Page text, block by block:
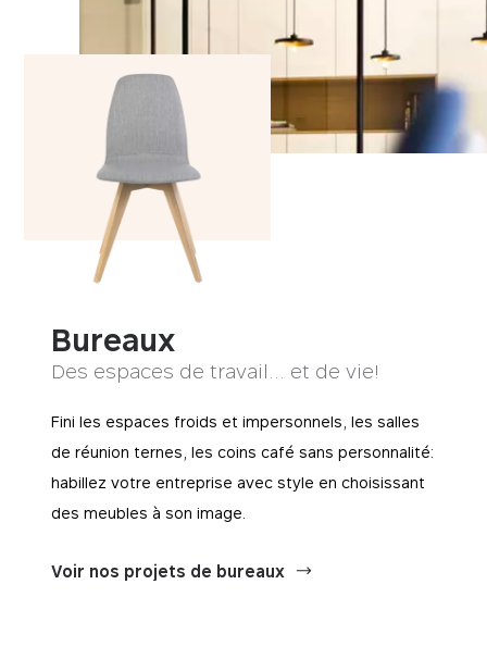
Bureaux
Des espaces de travail… et de vie!
Fini les espaces froids et impersonnels, les salles
de réunion ternes, les coins café sans personnalité:
habillez votre entreprise avec style en choisissant
des meubles à son image.
Voir nos projets de bureaux